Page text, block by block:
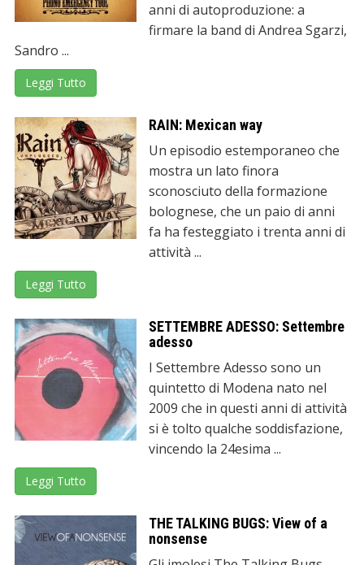
anni di autoproduzione: a
firmare la band di Andrea Sgarzi,
Sandro ...
Leggi Tutto
RAIN: Mexican way
Un episodio estemporaneo che
mostra un lato finora
sconosciuto della formazione
bolognese, che un paio di anni
fa ha festeggiato i trenta anni di
attività ...
Leggi Tutto
SETTEMBRE ADESSO: Settembre
adesso
I Settembre Adesso sono un
quintetto di Modena nato nel
2009 che in questi anni di attività
si è tolto qualche soddisfazione,
vincendo la 24esima ...
Leggi Tutto
THE TALKING BUGS: View of a
nonsense